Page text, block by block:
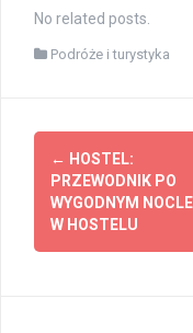
No related posts.
Podróże i turystyka
Post
navigation
← HOSTEL:
PRZEWODNIK PO
WYGODNYM
W HOSTELU